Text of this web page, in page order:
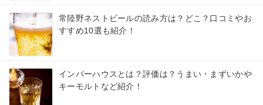
常陸野ネストビールの読み方は？どこ？口コミやお
すすめ10選も紹介！
インバーハウスとは？評価は？うまい・まずいかや
キーモルトなど紹介！